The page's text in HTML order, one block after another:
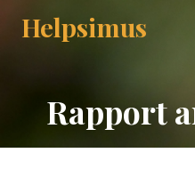
Helpsimus
Rapport